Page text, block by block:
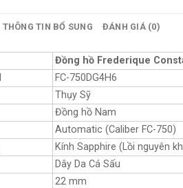
THÔNG TIN BỔ SUNG ĐÁNH GIÁ (0)
Đồng hồ Frederique
FC-750DG4H6
Thụy Sỹ
Đồng hồ Nam
Automatic (Caliber FC-750)
Kính Sapphire (Lồi nguyên
Dây Da Cá Sấu
22 mm